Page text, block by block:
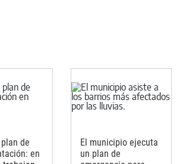
de
en
El municipio ejecuta
un plan de